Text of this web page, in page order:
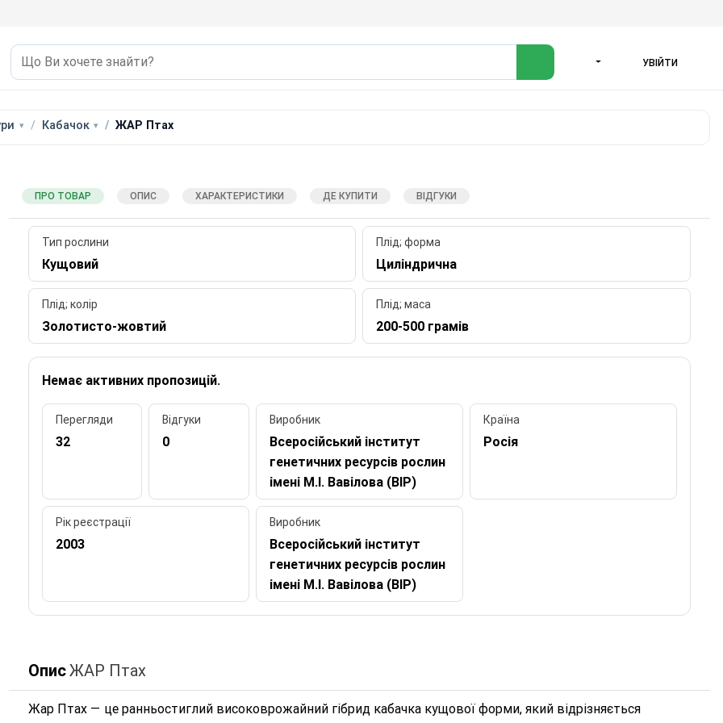
УВІЙТИ
Кабачок ЖАР Птах
ПРО ТОВАР ОПИС ХАРАКТЕРИСТИКИ ДЕ КУПИТИ ВІДГУКИ
Тип рослини
Кущовий
Плід; форма
Циліндрична
Плід; колір
Золотисто-жовтий
Плід; маса
200-500 грамів
Немає активних пропозицій.
Перегляди
32
Відгуки
0
Виробник
Всеросійський інститут
генетичних ресурсів рослин
імені М.І. Вавілова (ВІР)
Країна
Росія
Рік реєстрації
2003
Виробник
Всеросійський інститут
генетичних ресурсів рослин
імені М.І. Вавілова (ВІР)
ОписЖАР Птах
Жар Птах — це ранньостиглий високоврожайний гібрид кабачка кущової форми, який відрізняється